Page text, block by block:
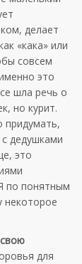
делает
«кака» или
совсем
это
шла речь о
но курит.
дедушками
это
по понятным
некоторое
для